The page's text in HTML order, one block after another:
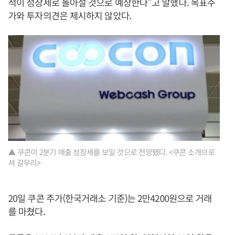
가와 투자의견은 제시하지 않았다.
▲ 쿠콘이 2분기 매출 성장세를 보일 것으로 전망됐다. <쿠콘 소개브로
셔 갈무리>
20일 쿠콘 주가(한국거래소 기준)는 2만4200원으로 거래
를 마쳤다.